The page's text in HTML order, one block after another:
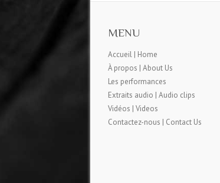
MENU
Accueil | Home
À propos | About Us
Les performances
Extraits audio | Audio clips
Vidéos | Videos
Contactez-nous | Contact Us